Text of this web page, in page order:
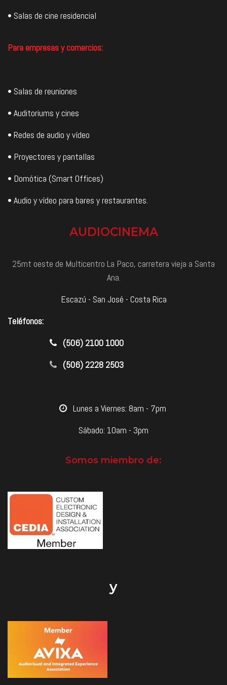
• Salas de cine residencial
Para empresas y comercios:
• Salas de reuniones
• Auditoriums y cines
• Redes de audio y vídeo
• Proyectores y pantallas
• Domótica (Smart Offices)
• Audio y vídeo para bares y restaurantes.
AUDIOCINEMA
25mt oeste de Multicentro La Paco, carretera vieja a Santa
Ana.
Escazú - San José - Costa Rica
Teléfonos:
​(506) 2100 1000
(506) 2228 2503
​Lunes a Viernes: 8am - 7pm
Sábado: 10am - 3pm
Somos miembro de:
y